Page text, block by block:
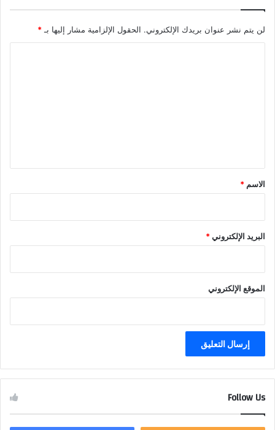
لن يتم نشر عنوان بريدك الإلكتروني. الحقول الإلزامية مشار إليها بـ *
*
الاسم *
البريد الإلكتروني*
الموقع الإلكتروني
Follow Us